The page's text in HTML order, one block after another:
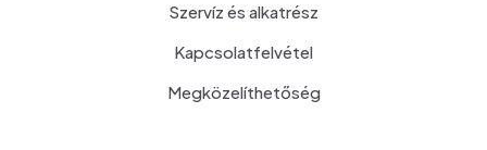
Szervíz és alkatrész
Kapcsolatfelvétel
Megközelíthetőség